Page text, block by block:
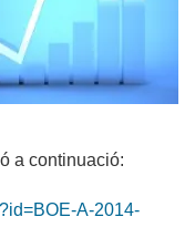
a continuació:
A-2014-